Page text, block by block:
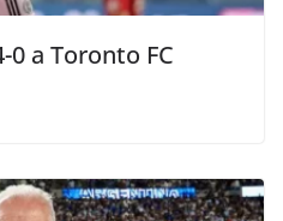
a Toronto FC